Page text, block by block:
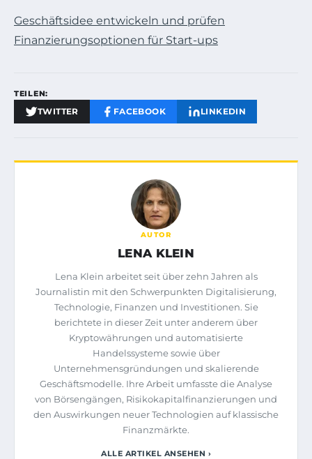
Geschäftsidee entwickeln und prüfen
Finanzierungsoptionen für Start-ups
TEILEN:
TWITTER FACEBOOK LINKEDIN
AUTOR
LENA KLEIN
Lena Klein arbeitet seit über zehn Jahren als
Journalistin mit den Schwerpunkten Digitalisierung,
Technologie, Finanzen und Investitionen. Sie
berichtete in dieser Zeit unter anderem über
Kryptowährungen und automatisierte
Handelssysteme sowie über
Unternehmensgründungen und skalierende
Geschäftsmodelle. Ihre Arbeit umfasste die Analyse
von Börsengängen, Risikokapitalfinanzierungen und
den Auswirkungen neuer Technologien auf klassische
Finanzmärkte.
ALLE ARTIKEL ANSEHEN ›